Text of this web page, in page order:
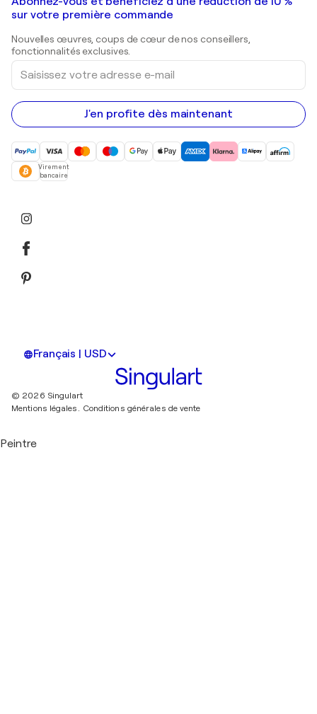
Shepard Fairey
Peintures de paysage
Estampes
Peintures acryliques
Galeries d'art en Belgique
sur votre première commande
Nouvelles œuvres, coups de cœur de nos conseillers,
fonctionnalités exclusives.
Saisissez
votre
adresse
e-
mail
J'en profite dès maintenant
Virement
bancaire
Français | USD
© 2026 Singulart
Mentions légales. Conditions générales de vente
Peintre